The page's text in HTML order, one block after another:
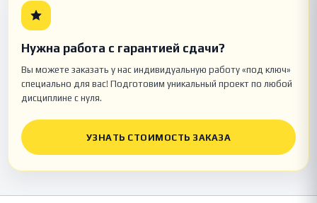
Нужна работа с гарантией сдачи?
Вы можете заказать у нас индивидуальную работу «под ключ»
специально для вас! Подготовим уникальный проект по любой
дисциплине с нуля.
УЗНАТЬ СТОИМОСТЬ ЗАКАЗА